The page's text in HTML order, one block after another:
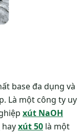
base đa dụng và
Là một công ty uy
xút NaOH
hayxút 50 là một